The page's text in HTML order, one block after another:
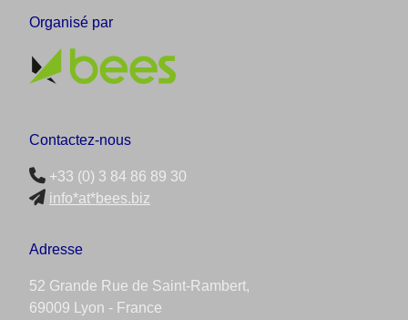
Organisé par
Contactez-nous
+33 (0) 3 84 86 89 30
info*at*bees.biz
Adresse
52 Grande Rue de Saint-Rambert,
69009 Lyon - France